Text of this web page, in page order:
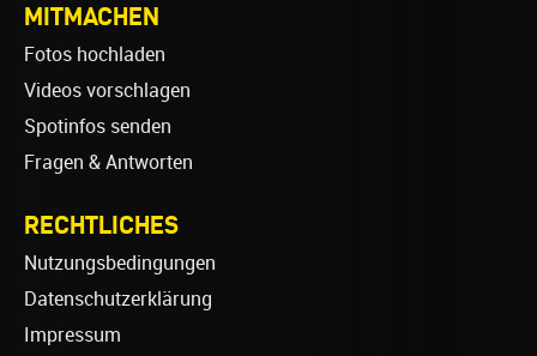
MITMACHEN
Fotos hochladen
Videos vorschlagen
Spotinfos senden
Fragen & Antworten
RECHTLICHES
Nutzungsbedingungen
Datenschutzerklärung
Impressum